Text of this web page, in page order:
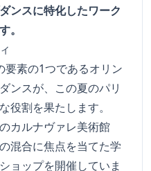
ンスに特化したワーク
。
要素の1つであるオリン
ンスが、この夏のパリ
役割を果たします。
カルナヴァレ美術館
混合に焦点を当てた学
ョップを開催していま